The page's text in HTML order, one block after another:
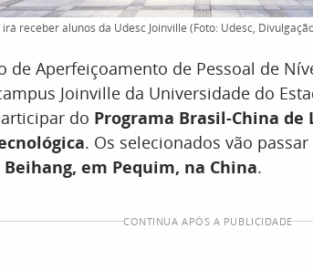
receber alunos da Udesc Joinville (Foto: Udesc,
de Aperfeiçoamento de Pessoal de
Joinville da Universidade do
do Programa Brasil-China de
. Os selecionados vão
em Pequim, na China.
CONTINUA APÓS A PUBLICIDADE